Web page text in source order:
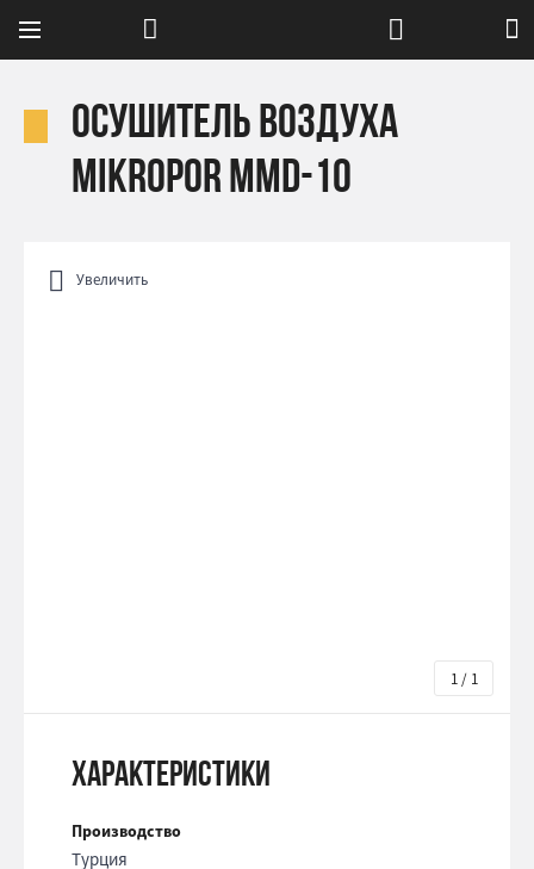
Осушитель воздуха
Mikropor MMD-10
Увеличить
1 / 1
Характеристики
Производство
Турция